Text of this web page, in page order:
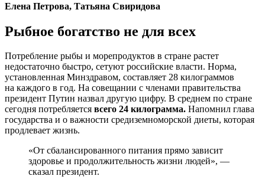
Елена Петрова, Татьяна Свиридова
Рыбное богатство не для всех
Потребление рыбы и морепродуктов в стране растет
недостаточно быстро, сетуют российские власти. Норма,
установленная Минздравом, составляет 28 килограммов
на каждого в год. На совещании с членами правительства
президент Путин назвал другую цифру. В среднем по стране
сегодня потребляется всего 24 килограмма. Напомнил глава
государства и о важности средиземноморской диеты, которая
продлевает жизнь.
«От сбалансированного питания прямо зависит
здоровье и продолжительность жизни людей», —
сказал президент.